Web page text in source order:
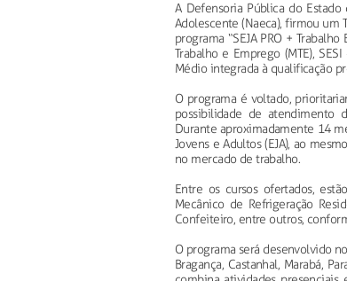
A Defensoria Pública do
Adolescente (Naeca), firmou um
programa “SEJA PRO +
Trabalho e Emprego (MTE),
Médio integrada à qualificação
O programa é voltado,
possibilidade de atendimento
Durante aproximadamente 14
Jovens e Adultos (EJA), ao
no mercado de trabalho.
Entre os cursos ofertados,
Mecânico de Refrigeração
Confeiteiro, entre outros,
O programa será desenvolvido
Bragança, Castanhal, Marabá,